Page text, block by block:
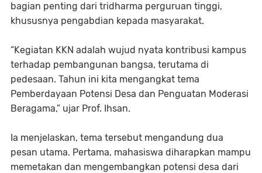
bagian penting dari tridharma perguruan tinggi,
khususnya pengabdian kepada masyarakat.
“Kegiatan KKN adalah wujud nyata kontribusi kampus
terhadap pembangunan bangsa, terutama di
pedesaan. Tahun ini kita mengangkat tema
Pemberdayaan Potensi Desa dan Penguatan Moderasi
Beragama,” ujar Prof. Ihsan.
Ia menjelaskan, tema tersebut mengandung dua
pesan utama. Pertama, mahasiswa diharapkan mampu
memetakan dan mengembangkan potensi desa dari